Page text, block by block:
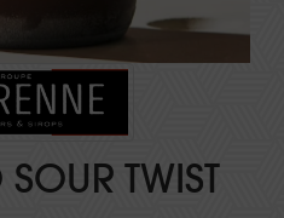
TWIST